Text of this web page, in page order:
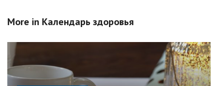
More in Календарь здоровья